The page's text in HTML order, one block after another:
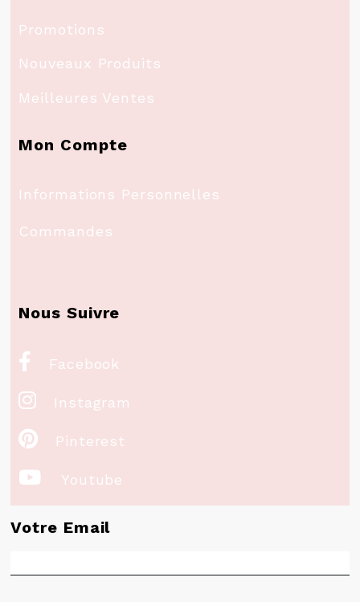
Promotions
Nouveaux Produits
Meilleures Ventes
Mon Compte
Informations Personnelles
Commandes
Nous Suivre
 Facebook
 Instagram
 Pinterest
 Youtube
Votre Email